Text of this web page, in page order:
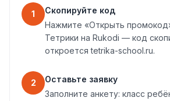
1
Скопируйте код
Нажмите «Открыть
Тетрики на Rukodi — код
откроется tetrika-school.ru.
2
Оставьте заявку
Заполните анкету: класс